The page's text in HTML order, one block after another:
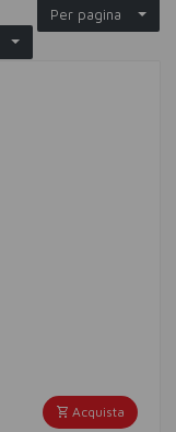
Per pagina
Acquista